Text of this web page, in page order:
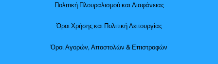
Πολιτική Πλουραλισμού και Διαφάνειας
Όροι Χρήσης και Πολιτική Λειτουργίας
Όροι Αγορών, Αποστολών & Επιστροφών